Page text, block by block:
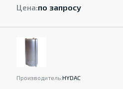
Цена:по запросу
Производитель:HYDAC